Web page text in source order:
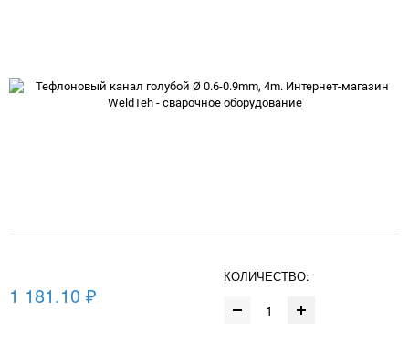
1 181.10 ₽
КОЛИЧЕСТВО: